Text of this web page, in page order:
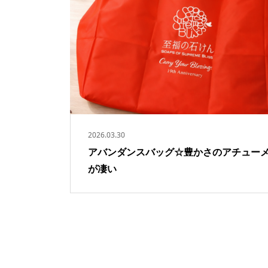
2026.03.30
アバンダンスバッグ☆豊かさのアチュー
が凄い